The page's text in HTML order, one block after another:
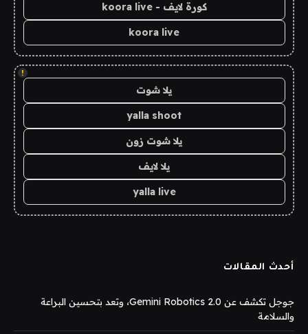
كورة لايف - koora live
koora live
!
يلا شوت
yalla shoot
يلا شوت زون
يلا لايف
yalla live
أحدث المقالات
جوجل تكشف عن Gemini Robotics 2.0، وتعد بتحسين البراعة
والسلامة